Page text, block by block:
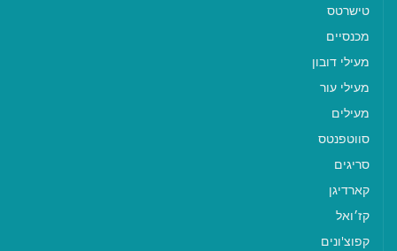
טישרטס
מכנסיים
מעילי דובון
מעילי עור
מעילים
סווטפנטס
סריגים
קארדיגן
קז׳ואל
קפוצ'ונים